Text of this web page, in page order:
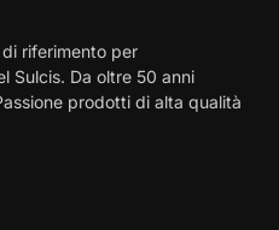
riferimento per
Sulcis. Da oltre 50 anni
prodotti di alta qualità